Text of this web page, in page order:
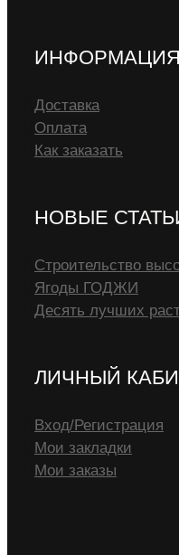
ИНФОРМАЦИЯ
Доставка
Оплата
Как заказать
НОВЫЕ
Строительство
Ягоды ГОДЖИ
Десять лучших
ЛИЧНЫЙ
Вход/Регистрация
Мои закладки
Мои заказы